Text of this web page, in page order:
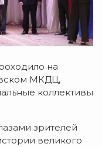
на
МКДЦ,
коллективы
зрителей
великого